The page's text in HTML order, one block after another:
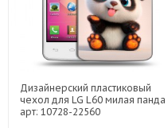
Дизайнерский пластиковый
чехол для LG L60 милая панда
арт: 10728-22560